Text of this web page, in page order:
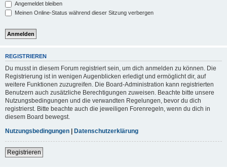
Angemeldet bleiben
Meinen Online-Status während dieser Sitzung verbergen
REGISTRIEREN
Du musst in diesem Forum registriert sein, um dich anmelden zu können. Die
Registrierung ist in wenigen Augenblicken erledigt und ermöglicht dir, auf
weitere Funktionen zuzugreifen. Die Board-Administration kann registrierten
Benutzern auch zusätzliche Berechtigungen zuweisen. Beachte bitte unsere
Nutzungsbedingungen und die verwandten Regelungen, bevor du dich
registrierst. Bitte beachte auch die jeweiligen Forenregeln, wenn du dich in
diesem Board bewegst.
Nutzungsbedingungen | Datenschutzerklärung
Registrieren